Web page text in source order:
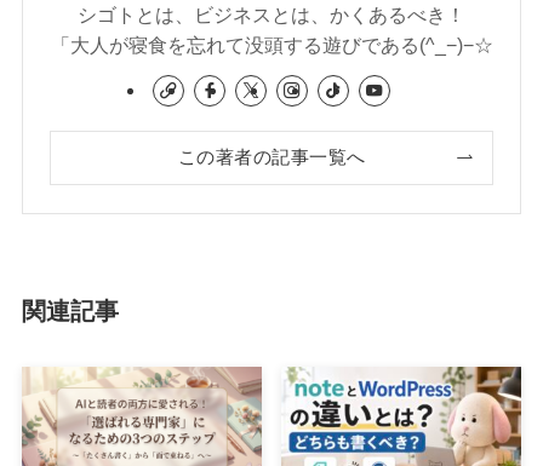
シゴトとは、ビジネスとは、かくあるべき！
「大人が寝食を忘れて没頭する遊びである(^_−)−☆
この著者の記事一覧へ
関連記事